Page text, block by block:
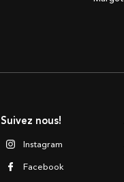
Suivez nous!
Instagram
Facebook